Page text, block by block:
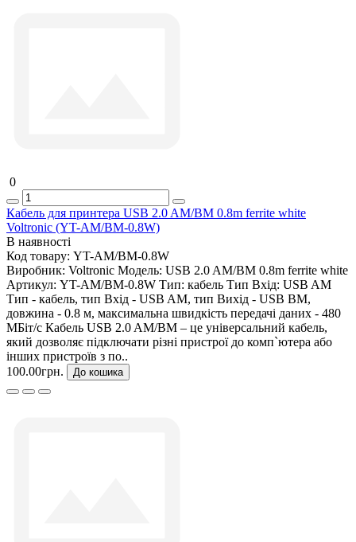
0
Кабель для принтера USB 2.0 AM/BM 0.8m ferrite white
Voltronic (YT-AM/BM-0.8W)
В наявності
Код товару: YT-AM/BM-0.8W
Виробник: Voltronic Модель: USB 2.0 AM/BM 0.8m ferrite white
Артикул: YT-AM/BM-0.8W Тип: кабель Тип Вхід: USB AM
Тип - кабель, тип Вхід - USB AM, тип Вихід - USB BM,
довжина - 0.8 м, максимальна швидкість передачі даних - 480
МБіт/с Кабель USB 2.0 AM/BM – це універсальний кабель,
який дозволяє підключати різні пристрої до комп`ютера або
інших пристроїв з по..
100.00грн.
До кошика